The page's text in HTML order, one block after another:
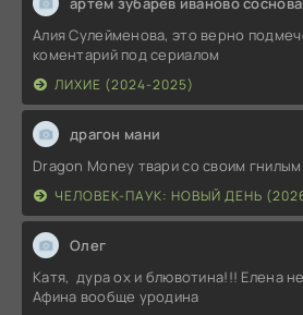
Алия Сулейменова, это верно
коментарий под сериалом
ЛИХИЕ (2024-2025)
драгон мани
Dragon Money твари со своим
ЧЕЛОВЕК-ПАУК: НОВЫЙ ДЕНЬ
Олег
Катя, дура ох и блювотина!!! Елена
Афина вообще уродина